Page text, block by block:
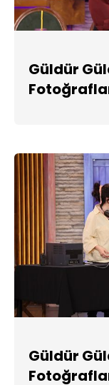
Güldür
Güldür